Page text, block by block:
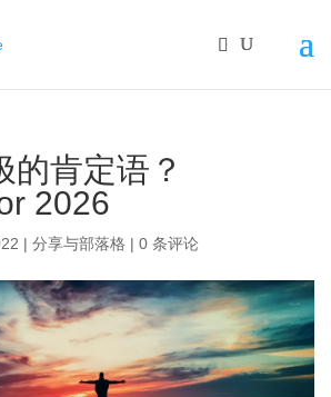
的肯定语？
2026
| 分享与部落格 | 0 条评论